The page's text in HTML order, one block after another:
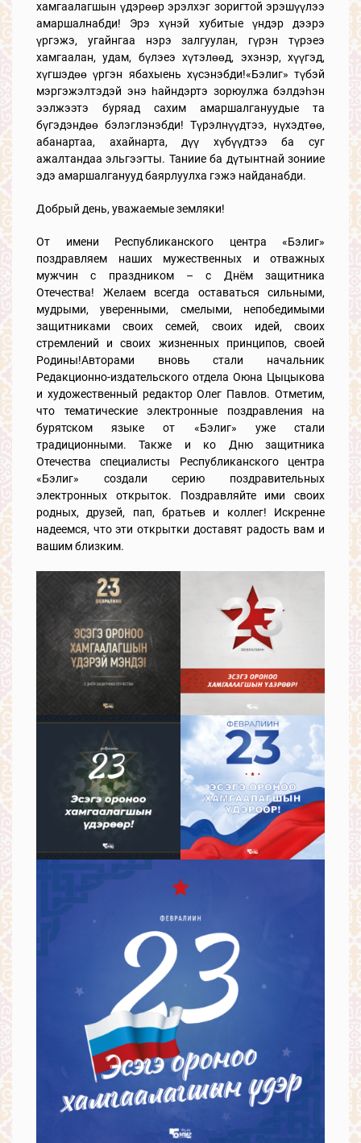
хамгаалагшын үдэрөөр эрэлхэг зоригтой эрэшүүлээ
амаршалнабди! Эрэ хүнэй хубитые үндэр дээрэ
үргэжэ, угайнгаа нэрэ залгуулан, гүрэн түрэеэ
хамгаалан, удам, бүлэеэ хүтэлөөд, эхэнэр, хүүгэд,
хүгшэдөө үргэн ябахыень хүсэнэбди!«Бэлиг» түбэй
мэргэжэлтэдэй энэ һайндэртэ зорюулжа бэлдэһэн
ээлжээтэ буряад сахим амаршалгануудые та
бүгэдэндөө бэлэглэнэбди! Түрэлнүүдтээ, нүхэдтөө,
абанартаа, ахайнарта, дүү хүбүүдтээ ба суг
ажалтандаа эльгээгты. Таниие ба дүтынтнай зониие
эдэ амаршалганууд баярлуулха гэжэ найданабди.
Добрый день, уважаемые земляки!
От имени Республиканского центра «Бэлиг»
поздравляем наших мужественных и отважных
мужчин с праздником – с Днём защитника
Отечества! Желаем всегда оставаться сильными,
мудрыми, уверенными, смелыми, непобедимыми
защитниками своих семей, своих идей, своих
стремлений и своих жизненных принципов, своей
Родины!Авторами вновь стали начальник
Редакционно-издательского отдела Оюна Цыцыкова
и художественный редактор Олег Павлов. Отметим,
что тематические электронные поздравления на
бурятском языке от «Бэлиг» уже стали
традиционными. Также и ко Дню защитника
Отечества специалисты Республиканского центра
«Бэлиг» создали серию поздравительных
электронных открыток. Поздравляйте ими своих
родных, друзей, пап, братьев и коллег! Искренне
надеемся, что эти открытки доставят радость вам и
вашим близким.